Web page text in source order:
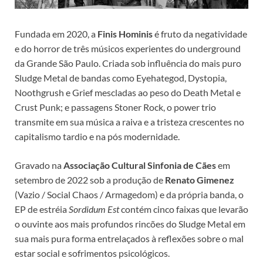
Fundada em 2020, a Finis Hominiséfruto da negatividade
e do horror de três músicos experientes do underground
da Grande São Paulo. Criada sob influência do mais puro
Sludge Metal de bandas como Eyehategod, Dystopia,
Noothgrush e Grief mescladas ao peso do Death Metal e
Crust Punk; e passagens Stoner Rock, o power trio
transmite em sua música a raiva e a tristeza crescentes no
capitalismo tardio e na pós modernidade.
Gravado naAssociação Cultural Sinfonia de Cãesem
setembro de 2022 sob a produção de Renato Gimenez
(Vazio / Social Chaos / Armagedom) e da própria banda, o
EP de estréiaSordidum Estcontém cinco faixas que levarão
o ouvinte aos mais profundos rincões do Sludge Metal em
sua mais pura forma entrelaçados à reflexões sobre o mal
estar social e sofrimentos psicológicos.